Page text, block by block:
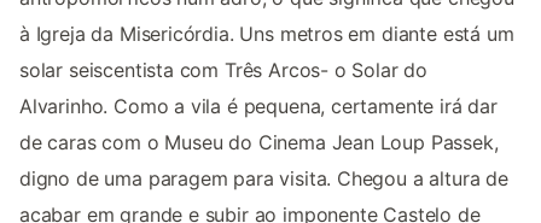
à Igreja da Misericórdia. Uns metros em diante está um
solar seiscentista com Três Arcos- o Solar do
Alvarinho. Como a vila é pequena, certamente irá dar
de caras com o Museu do Cinema Jean Loup Passek,
digno de uma paragem para visita. Chegou a altura de
acabar em grande e subir ao imponente Castelo de